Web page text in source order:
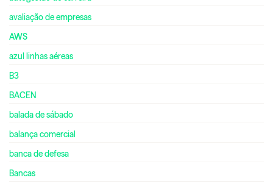
avaliação de empresas
AWS
azul linhas aéreas
B3
BACEN
balada de sábado
balança comercial
banca de defesa
Bancas